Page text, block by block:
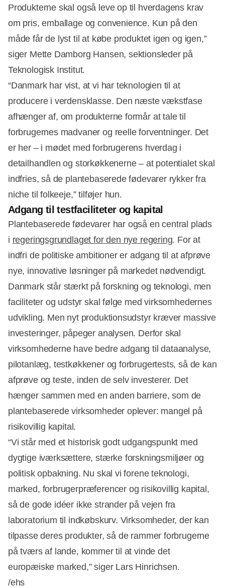
Produkterne skal også leve op til hverdagens krav
om pris, emballage og convenience. Kun på den
måde får de lyst til at købe produktet igen og igen,”
siger Mette Damborg Hansen, sektionsleder på
Teknologisk Institut.
“Danmark har vist, at vi har teknologien til at
producere i verdensklasse. Den næste vækstfase
afhænger af, om produkterne formår at tale til
forbrugernes madvaner og reelle forventninger. Det
er her – i mødet med forbrugerens hverdag i
detailhandlen og storkøkkenerne – at potentialet skal
indfries, så de plantebaserede fødevarer rykker fra
niche til folkeeje,” tilføjer hun.
Adgang til testfaciliteter og kapital
Plantebaserede fødevarer har også en central plads
i regeringsgrundlaget for den nye regering. For at
indfri de politiske ambitioner er adgang til at afprøve
nye, innovative løsninger på markedet nødvendigt.
Danmark står stærkt på forskning og teknologi, men
faciliteter og udstyr skal følge med virksomhedernes
udvikling. Men nyt produktionsudstyr kræver massive
investeringer, påpeger analysen. Derfor skal
virksomhederne have bedre adgang til dataanalyse,
pilotanlæg, testkøkkener og forbrugertests, så de kan
afprøve og teste, inden de selv investerer. Det
hænger sammen med en anden barriere, som de
plantebaserede virksomheder oplever: mangel på
risikovillig kapital.
“Vi står med et historisk godt udgangspunkt med
dygtige iværksættere, stærke forskningsmiljøer og
politisk opbakning. Nu skal vi forene teknologi,
marked, forbrugerpræferencer og risikovillig kapital,
så de gode idéer ikke strander på vejen fra
laboratorium til indkøbskurv. Virksomheder, der kan
tilpasse deres produkter, så de rammer forbrugerne
på tværs af lande, kommer til at vinde det
europæiske marked,” siger Lars Hinrichsen.
/ehs